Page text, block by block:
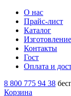
О нас
Прайс-лист
Каталог
Контакты
Гост
Оплата и
8 800 775 94 38
Корзина